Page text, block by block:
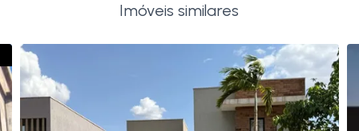
Imóveis similares